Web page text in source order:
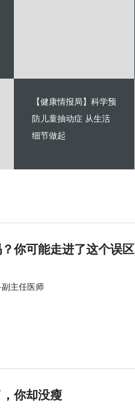
【健康情报局】科学预
防儿童抽动症 从生活
细节做起
你可能走进了这个误区
主任医师
你却没瘦